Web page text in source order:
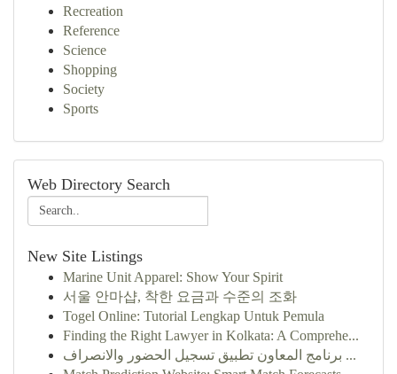
Recreation
Reference
Science
Shopping
Society
Sports
Web Directory Search
New Site Listings
Marine Unit Apparel: Show Your Spirit
서울 안마샵, 착한 요금과 수준의 조화
Togel Online: Tutorial Lengkap Untuk Pemula
Finding the Right Lawyer in Kolkata: A Comprehe...
برنامج المعاون تطبيق تسجيل الحضور والانصراف ...